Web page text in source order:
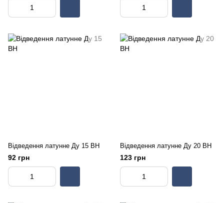
Відведення латунне Ду 15 ВН
92 грн
Відведення латунне Ду 20 ВН
123 грн